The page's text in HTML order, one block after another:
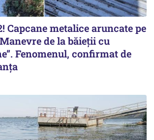
Capcane metalice aruncate pe
de la băieții cu
Fenomenul, confirmat de